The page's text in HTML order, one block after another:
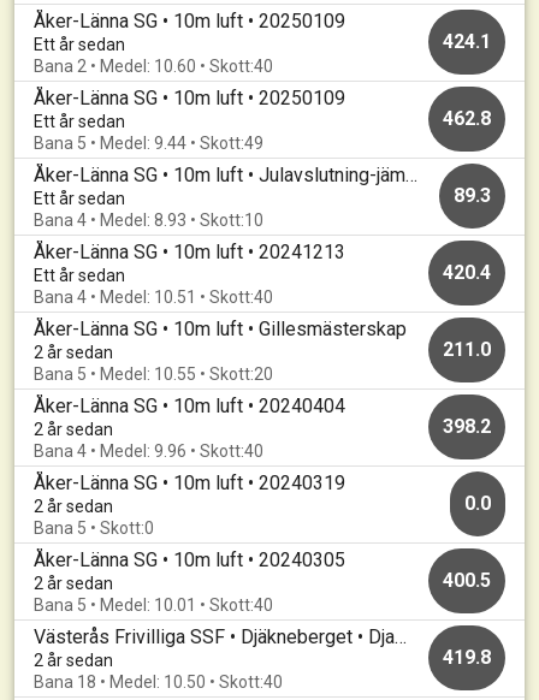
Åker-Länna SG • 10m luft • 20250109
Ett år sedan
Bana 2 • Medel: 10.60 • Skott:40
424.1
Åker-Länna SG • 10m luft • 20250109
Ett år sedan
Bana 5 • Medel: 9.44 • Skott:49
462.8
Åker-Länna SG • 10m luft • Julavslutning-jämnast vinner
Ett år sedan
Bana 4 • Medel: 8.93 • Skott:10
89.3
Åker-Länna SG • 10m luft • 20241213
Ett år sedan
Bana 4 • Medel: 10.51 • Skott:40
420.4
Åker-Länna SG • 10m luft • Gillesmästerskap
2 år sedan
Bana 5 • Medel: 10.55 • Skott:20
211.0
Åker-Länna SG • 10m luft • 20240404
2 år sedan
Bana 4 • Medel: 9.96 • Skott:40
398.2
Åker-Länna SG • 10m luft • 20240319
2 år sedan
Bana 5 • Skott:0
0.0
Åker-Länna SG • 10m luft • 20240305
2 år sedan
Bana 5 • Medel: 10.01 • Skott:40
400.5
Västerås Frivilliga SSF • Djäkneberget • Djakneskottet 2024
2 år sedan
Bana 18 • Medel: 10.50 • Skott:40
419.8